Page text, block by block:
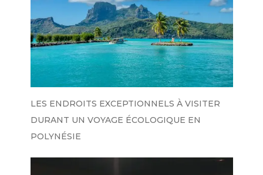
LES ENDROITS EXCEPTIONNELS À VISITER
DURANT UN VOYAGE ÉCOLOGIQUE EN
POLYNÉSIE